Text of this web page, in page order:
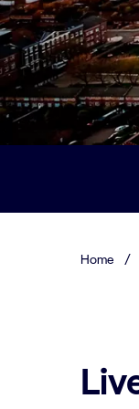
Home /